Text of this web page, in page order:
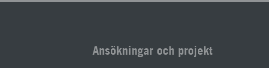
Ansökningar och projekt